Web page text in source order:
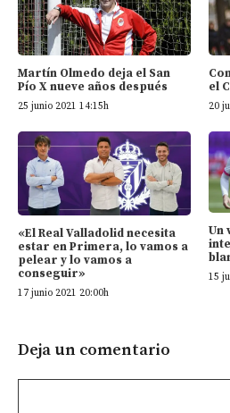
Martín Olmedo deja el San
Pío X nueve años después
25 junio 2021 14:15h
el
20
«El Real Valladolid necesita
estar en Primera, lo vamos a
pelear y lo vamos a
conseguir»
17 junio 2021 20:00h
Un
15
Deja un comentario